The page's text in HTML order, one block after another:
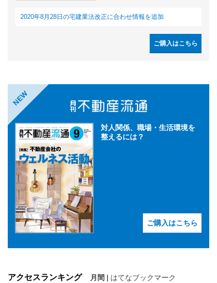
2020年8月28日の宅建業法改正に合わせ情報を追加
ご購入はこちら
NEW
対人関係、職場・生活環境を
整えるには？
ご購入はこちら
アクセスランキング 月間 はてなブックマーク